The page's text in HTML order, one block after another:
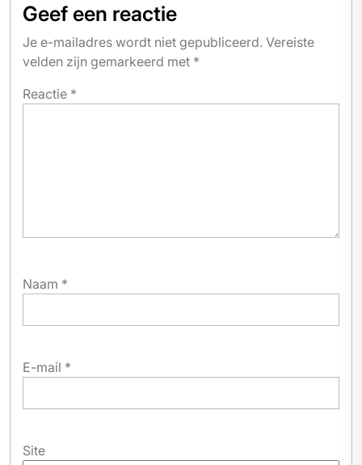
Geef een reactie
Je e-mailadres wordt niet gepubliceerd. Vereiste
velden zijn gemarkeerd met *
Reactie *
Naam *
E-mail *
Site